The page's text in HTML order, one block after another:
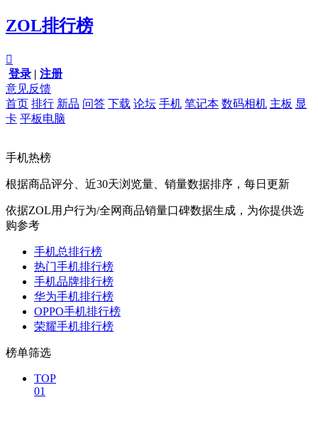
ZOL排行榜

登录 | 注册
意见反馈
首页 排行 新品 问答 下载 论坛 手机 笔记本 数码相机 主板 显
卡 平板电脑
手机热榜
根据商品评分、近30天浏览量、销量数据排序，每日更新
依据ZOL用户行为/全网商品销量口碑数据生成，为你提供选
购参考
手机总排行榜
热门手机排行榜
手机品牌排行榜
华为手机排行榜
OPPO手机排行榜
荣耀手机排行榜
榜单筛选
TOP
01